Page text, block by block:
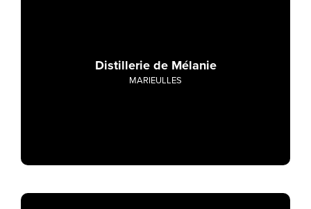
Distillerie de Mélanie
MARIEULLES